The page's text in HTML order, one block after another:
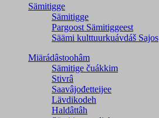
Sämitigge
Sämitigge
Pargoost Sämitiggeest
Säämi kulttuurkuávdáš Sajos
Miärádâstoohâm
Sämitige čuákkim
Stivrâ
Saavâjođetteijee
Lävdikodeh
Haldâttâh